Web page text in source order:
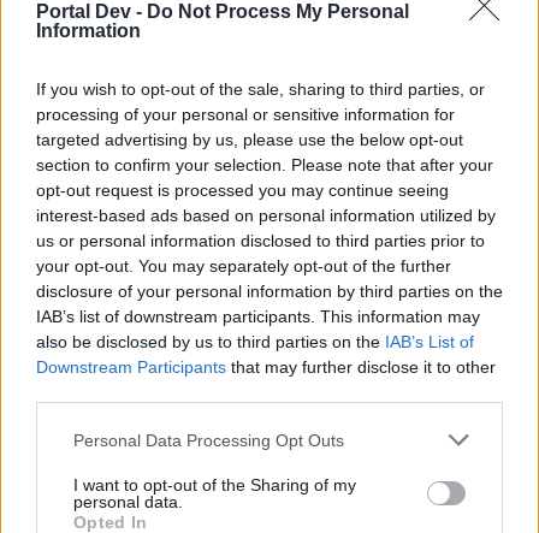
Portal Dev - Do Not Process My Personal
Information
If you wish to opt-out of the sale, sharing to third parties, or
processing of your personal or sensitive information for
targeted advertising by us, please use the below opt-out
section to confirm your selection. Please note that after your
opt-out request is processed you may continue seeing
interest-based ads based on personal information utilized by
us or personal information disclosed to third parties prior to
your opt-out. You may separately opt-out of the further
disclosure of your personal information by third parties on the
IAB’s list of downstream participants. This information may
also be disclosed by us to third parties on the IAB’s List of
Downstream Participants that may further disclose it to other
Personal Data Processing Opt Outs
I want to opt-out of the Sharing of my
personal data.
Opted In
Статус на темата: Не е отворено за бъдещи отговори.
LadySissy
Подрастващ автор
какво прави огнедишащият жонгльор от панаира на
ренцо?
14.10.14
bilq76
Експерт
14.10.14